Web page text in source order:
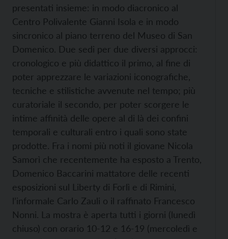
presentati insieme: in modo diacronico al
Centro Polivalente Gianni Isola e in modo
sincronico al piano terreno del Museo di San
Domenico. Due sedi per due diversi approcci:
cronologico e più didattico il primo, al fine di
poter apprezzare le variazioni iconografiche,
tecniche e stilistiche avvenute nel tempo; più
curatoriale il secondo, per poter scorgere le
intime affinità delle opere al di là dei confini
temporali e culturali entro i quali sono state
prodotte. Fra i nomi più noti il giovane Nicola
Samorì che recentemente ha esposto a Trento,
Domenico Baccarini mattatore delle recenti
esposizioni sul Liberty di Forlì e di Rimini,
l’informale Carlo Zauli o il raffinato Francesco
Nonni. La mostra è aperta tutti i giorni (lunedì
chiuso) con orario 10-12 e 16-19 (mercoledì e